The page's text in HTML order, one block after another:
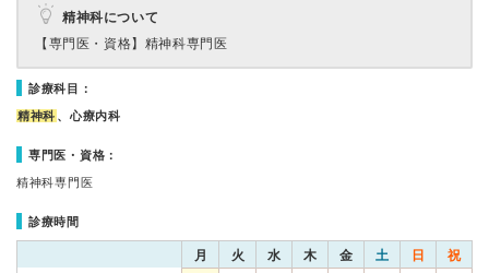
精神科について
【専門医・資格】 精神科専門医
診療科目：
精神科 、心療内科
専門医・資格：
精神科専門医
診療時間
月 火 水 木 金 土 日 祝